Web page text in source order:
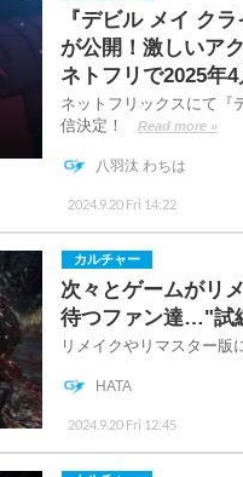
『デビル メイ ク
が公開！激しいア
ネトフリで2025年
ネットフリックスにて『
信決定！
Read more »
2024.9.20 Fri 14:22
八羽汰 わちは
カルチャー
次々とゲームがリ
待つファン達…"試
リメイクやリマスター版
2024.9.20 Fri 12:45
HATA